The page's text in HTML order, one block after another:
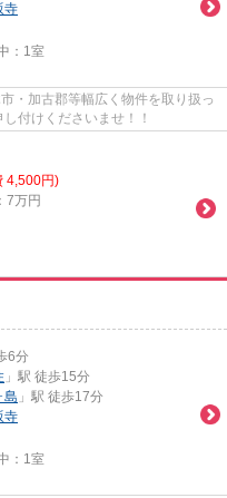
寺
： 1室
加古郡等幅広く物件を取り扱っ
付けくださいませ！！
4,500円)
7万円
6分
」駅 徒歩15分
島 」駅 徒歩17分
寺
： 1室